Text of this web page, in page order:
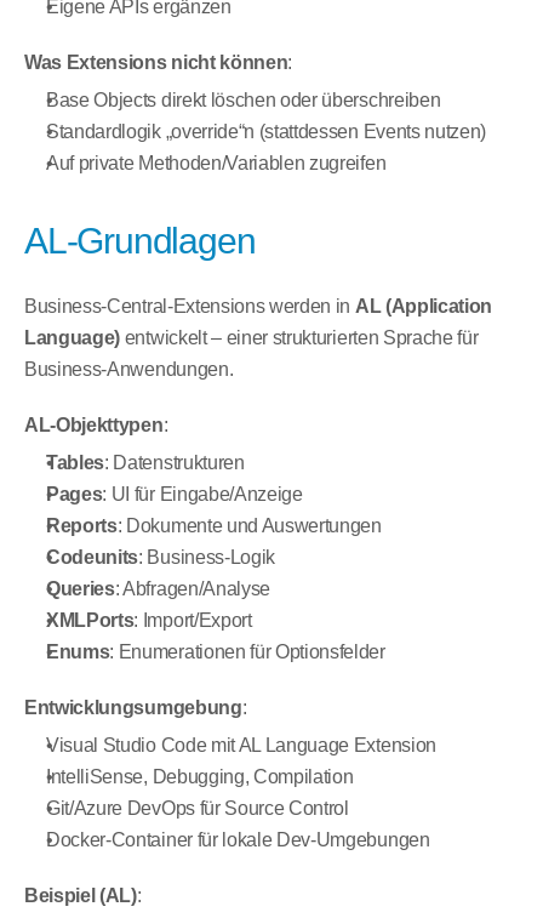
Eigene APIs ergänzen
Was Extensions nicht können:
Base Objects direkt löschen oder überschreiben
Standardlogik „override“n (stattdessen Events nutzen)
Auf private Methoden/Variablen zugreifen
AL-Grundlagen
Business-Central-Extensions werden in AL (Application
Language) entwickelt – einer strukturierten Sprache für
Business-Anwendungen.
AL-Objekttypen:
Tables: Datenstrukturen
Pages: UI für Eingabe/Anzeige
Reports: Dokumente und Auswertungen
Codeunits: Business-Logik
Queries: Abfragen/Analyse
XMLPorts: Import/Export
Enums: Enumerationen für Optionsfelder
Entwicklungsumgebung:
Visual Studio Code mit AL Language Extension
IntelliSense, Debugging, Compilation
Git/Azure DevOps für Source Control
Docker-Container für lokale Dev-Umgebungen
Beispiel (AL):